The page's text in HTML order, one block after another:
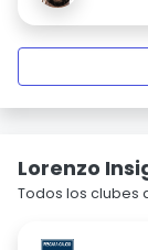
Lorenzo
Todos los clubes